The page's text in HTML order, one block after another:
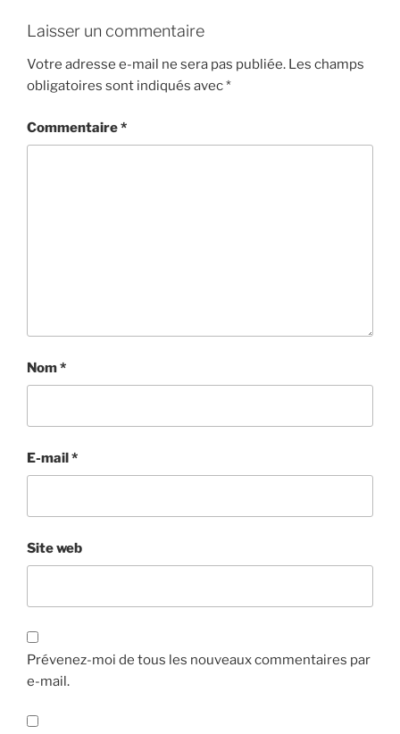
Laisser un commentaire
Votre adresse e-mail ne sera pas publiée. Les champs
obligatoires sont indiqués avec*
Commentaire*
Nom*
E-mail*
Site web
Prévenez-moi de tous les nouveaux commentaires par
e-mail.